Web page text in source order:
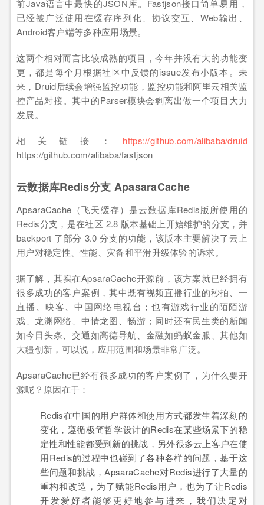
前Java语言中最快的JSON库。Fastjson接口简单易用，
已经被广泛使用在缓存序列化、协议交互、Web输出、
Android客户端等多种应用场景。
这两个相对而言比较成熟的项目，今年并没有大的功能变
更，都是每个月根据社区中反馈的issue发布小版本。未
来，Druid后续会增强监控功能，监控功能和阿里云相关监
控产品对接。其中的Parser模块会剥离出做一个项目大力
发展。
相关链接： https://github.com/alibaba/druid
https://github.com/alibaba/fastjson
云数据库Redis分支 ApasaraCache
ApsaraCache（飞天缓存）是云数据库Redis版所使用的
Redis分支，是在社区 2.8 版本基础上开始维护的分支，并
backport 了部分 3.0 分支的功能，该版本主要解决了云上
用户对稳定性、性能、灾备和平滑升级体验的诉求。
据了解，其实在ApsaraCache开源前，该方案就已经拥有
很多成功的客户案例，其中既有视频直播行业的秒拍、一
直播、映客、中国网络电视台；也有游戏行业的陌陌游
戏、龙渊网络、中情龙图、畅游；同时还有民生类的新闻
如今日头条、交通如高德导航、金融如蚂蚁金服、其他如
大疆创新，可以说，应用范围和场景非常广泛。
ApsaraCache已经有很多成功的客户案例了，为什么要开
源呢？原因在于：
Redis在中国的用户群体和使用方式都发生着深刻的
变化，遵循极简哲学设计的Redis在某些场景下的稳
定性和性能都受到新的挑战，另外很多云上客户在使
用Redis的过程中也碰到了各种各样的问题，基于这
些问题和挑战，ApsaraCache对Redis进行了大量的
重构和改造，为了赋能Redis用户，也为了让Redis
开发爱好者能够更好地参与进来，我们决定对